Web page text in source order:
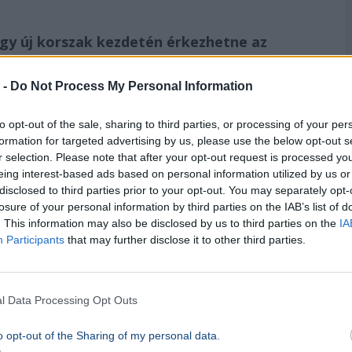
- Do Not Process My Personal Information
opt-out of the sale, sharing to third parties, or processing of your
for targeted advertising by us, please use the below opt-out
selection. Please note that after your opt-out request is processed
interest-based ads based on personal information utilized by us
to third parties prior to your opt-out. You may separately
of your personal information by third parties on the IAB’s list of
This information may also be disclosed by us to third parties on the
Participants that may further disclose it to other third parties.
Data Processing Opt Outs
opt-out of the Sharing of my personal data.
új korszak kezdetén érkezhetne az
változás történik a támadósorban.
a „királyi klubnál”.
már folyamatban vannak. Ha a
a Liverpool az európai piac egyik
egyik klub részéről sem
, így az
szintjén maradt.